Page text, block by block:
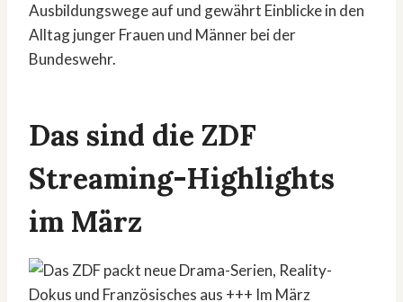
Ausbildungswege auf und gewährt Einblicke in den
Alltag junger Frauen und Männer bei der
Bundeswehr.
Das sind die ZDF
Streaming-Highlights
im März